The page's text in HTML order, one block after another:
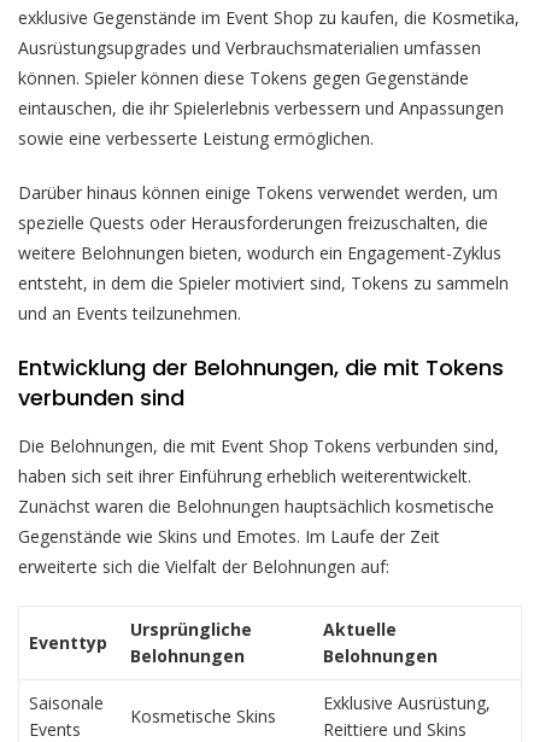
exklusive Gegenstände im Event Shop zu kaufen, die Kosmetika,
Ausrüstungsupgrades und Verbrauchsmaterialien umfassen
können. Spieler können diese Tokens gegen Gegenstände
eintauschen, die ihr Spielerlebnis verbessern und Anpassungen
sowie eine verbesserte Leistung ermöglichen.
Darüber hinaus können einige Tokens verwendet werden, um
spezielle Quests oder Herausforderungen freizuschalten, die
weitere Belohnungen bieten, wodurch ein Engagement-Zyklus
entsteht, in dem die Spieler motiviert sind, Tokens zu sammeln
und an Events teilzunehmen.
Entwicklung der Belohnungen, die mit Tokens
verbunden sind
Die Belohnungen, die mit Event Shop Tokens verbunden sind,
haben sich seit ihrer Einführung erheblich weiterentwickelt.
Zunächst waren die Belohnungen hauptsächlich kosmetische
Gegenstände wie Skins und Emotes. Im Laufe der Zeit
erweiterte sich die Vielfalt der Belohnungen auf:
Eventtyp
Ursprüngliche
Belohnungen
Aktuelle
Belohnungen
Saisonale
Events
Kosmetische Skins
Exklusive Ausrüstung,
Reittiere und Skins